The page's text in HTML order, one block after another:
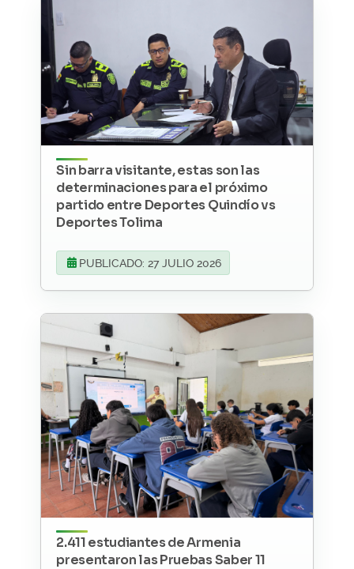
Sin barra visitante, estas son las
determinaciones para el próximo
partido entre Deportes Quindío vs
Deportes Tolima
PUBLICADO: 27 JULIO 2026
2.411 estudiantes de Armenia
presentaron las Pruebas Saber 11